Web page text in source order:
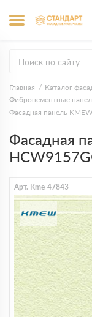
Главная Каталог
Фиброцементные
Фасадная панель
Фасадная
Арт. Kme-47843